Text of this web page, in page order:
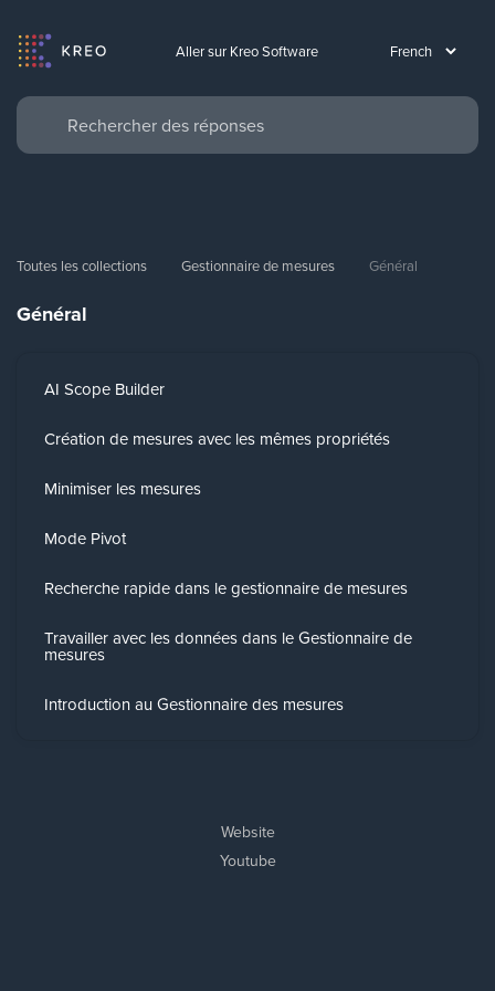
Aller sur Kreo Software
Toutes les collections Gestionnaire de mesures Général
Général
AI Scope Builder
Création de mesures avec les mêmes propriétés
Minimiser les mesures
Mode Pivot
Recherche rapide dans le gestionnaire de mesures
Travailler avec les données dans le Gestionnaire de
mesures
Introduction au Gestionnaire des mesures
Website
Youtube